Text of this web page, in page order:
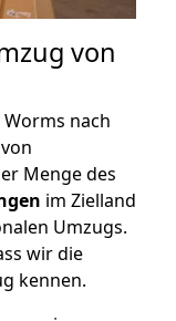
von
nach
Menge des
im Zielland
Umzugs.
wir die
kennen.